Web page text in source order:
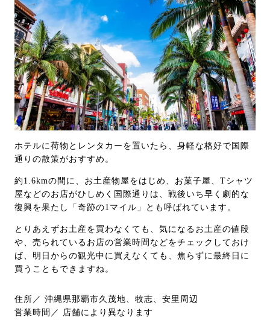
ホテルに荷物とレンタカーを置いたら、身軽な格好で国際
通りの散策がおすすめ。
約1.6kmの間に、お土産物屋をはじめ、お菓子屋、Tシャツ
屋などのお店がひしめく国際通りは、戦後いち早く劇的な
復興を果たし「奇跡の1マイル」とも呼ばれています。
とりあえずお土産を買わなくても、気になるお土産の値段
や、売られているお店の営業時間などをチェックしておけ
ば、明日からの観光中に買えなくても、焦らずに最終日に
買うこともできますね。
住所／ 沖縄県那覇市久茂地、牧志、安里周辺
営業時間／ 店舗により異なります